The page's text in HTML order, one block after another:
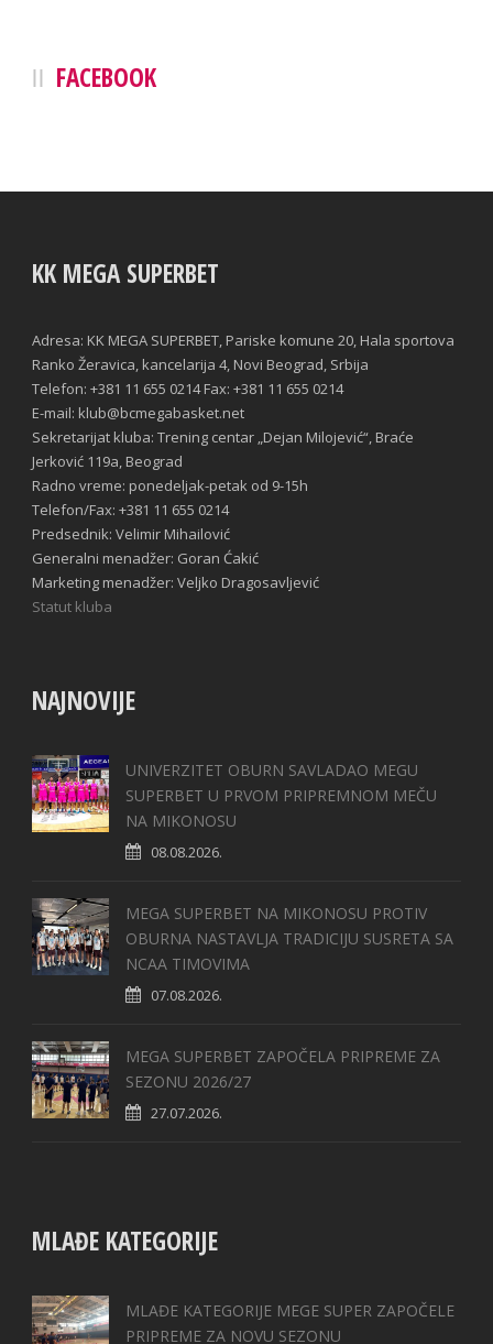
FACEBOOK
KK MEGA SUPERBET
Adresa: KK MEGA SUPERBET, Pariske komune 20, Hala sportova
Ranko Žeravica, kancelarija 4, Novi Beograd, Srbija
Telefon: +381 11 655 0214 Fax: +381 11 655 0214
E-mail: klub@bcmegabasket.net
Sekretarijat kluba: Trening centar „Dejan Milojević“, Braće
Jerković 119a, Beograd
Radno vreme: ponedeljak-petak od 9-15h
Telefon/Fax: +381 11 655 0214
Predsednik: Velimir Mihailović
Generalni menadžer: Goran Ćakić
Marketing menadžer: Veljko Dragosavljević
Statut kluba
NAJNOVIJE
UNIVERZITET OBURN SAVLADAO MEGU
SUPERBET U PRVOM PRIPREMNOM MEČU
NA MIKONOSU
08.08.2026.
MEGA SUPERBET NA MIKONOSU PROTIV
OBURNA NASTAVLJA TRADICIJU SUSRETA SA
NCAA TIMOVIMA
07.08.2026.
MEGA SUPERBET ZAPOČELA PRIPREME ZA
SEZONU 2026/27
27.07.2026.
MLAĐE KATEGORIJE
MLAĐE KATEGORIJE MEGE SUPER ZAPOČELE
PRIPREME ZA NOVU SEZONU